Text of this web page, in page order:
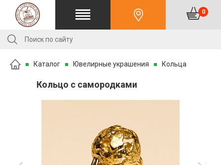
0
Каталог Ювелирные украшения Кольца
Кольцо с самородками